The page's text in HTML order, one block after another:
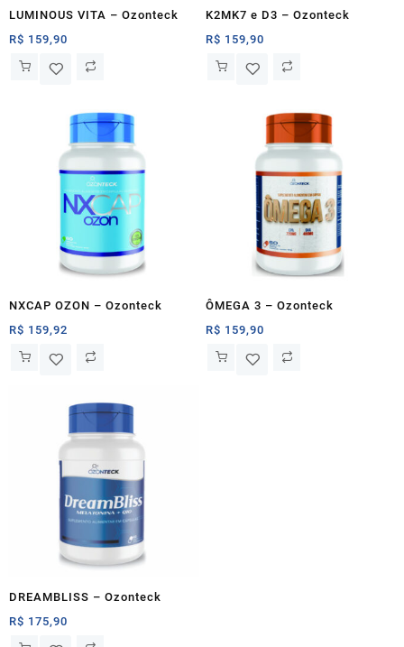
LUMINOUS VITA – Ozonteck
R$ 159,90
K2MK7 e D3 – Ozonteck
R$ 159,90
NXCAP OZON – Ozonteck
R$ 159,92
ÔMEGA 3 – Ozonteck
R$ 159,90
DREAMBLISS – Ozonteck
R$ 175,90